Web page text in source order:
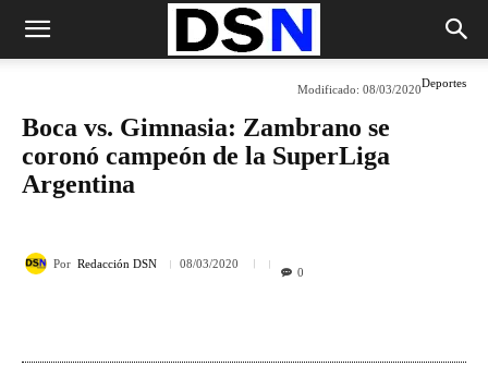
Deportes
Modificado: 08/03/2020
Boca vs. Gimnasia: Zambrano se
coronó campeón de la SuperLiga
Argentina
Por Redacción DSN 08/03/2020
0